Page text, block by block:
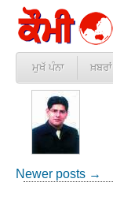
ਮੁਖੱ ਪੰਨਾ ਖ਼ਬਰਾਂ
Newer posts →